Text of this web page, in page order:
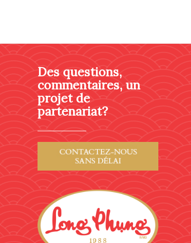
Des questions,
commentaires, un
projet de
partenariat?